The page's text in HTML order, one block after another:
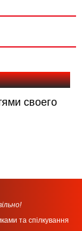
своего
та спілкування